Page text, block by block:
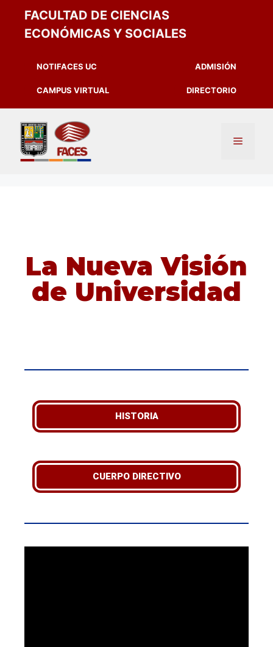
FACULTAD DE CIENCIAS
ECONÓMICAS Y SOCIALES
NOTIFACES UC ADMISIÓN
CAMPUS VIRTUAL DIRECTORIO
La Nueva Visión
de Universidad
HISTORIA
CUERPO DIRECTIVO